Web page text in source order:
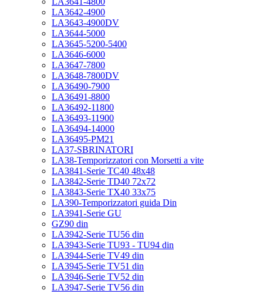
LA3642-4900
LA3643-4900DV
LA3644-5000
LA3645-5200-5400
LA3646-6000
LA3647-7800
LA3648-7800DV
LA36490-7900
LA36491-8800
LA36492-11800
LA36493-11900
LA36494-14000
LA36495-PM21
LA37-SBRINATORI
LA38-Temporizzatori con Morsetti a vite
LA3841-Serie TC40 48x48
LA3842-Serie TD40 72x72
LA3843-Serie TX40 33x75
LA390-Temporizzatori guida Din
LA3941-Serie GU
GZ90 din
LA3942-Serie TU56 din
LA3943-Serie TU93 - TU94 din
LA3944-Serie TV49 din
LA3945-Serie TV51 din
LA3946-Serie TV52 din
LA3947-Serie TV56 din